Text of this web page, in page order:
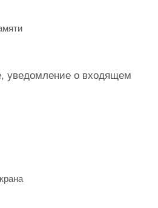
уведомление о входящем